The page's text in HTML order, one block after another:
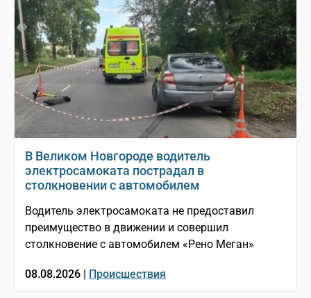
В Великом Новгороде водитель
электросамоката пострадал в
столкновении с автомобилем
Водитель электросамоката не предоставил
преимущество в движении и совершил
столкновение с автомобилем «Рено Меган»
08.08.2026 | Происшествия